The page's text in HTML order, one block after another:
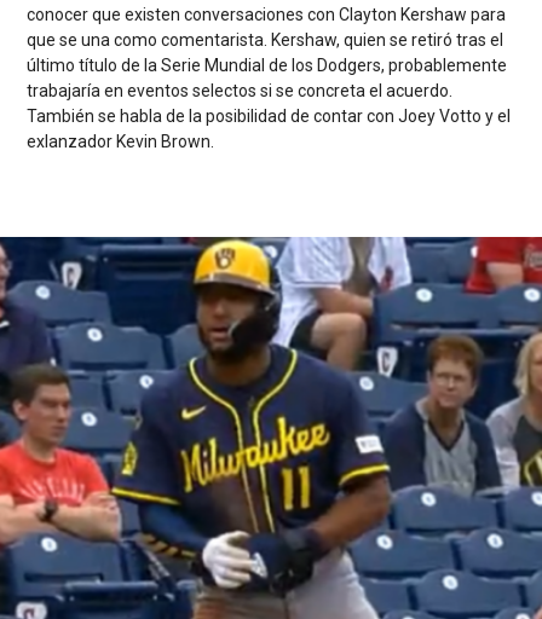
conocer que existen conversaciones con Clayton Kershaw para
que se una como comentarista. Kershaw, quien se retiró tras el
último título de la Serie Mundial de los Dodgers, probablemente
trabajaría en eventos selectos si se concreta el acuerdo.
También se habla de la posibilidad de contar con Joey Votto y el
exlanzador Kevin Brown.